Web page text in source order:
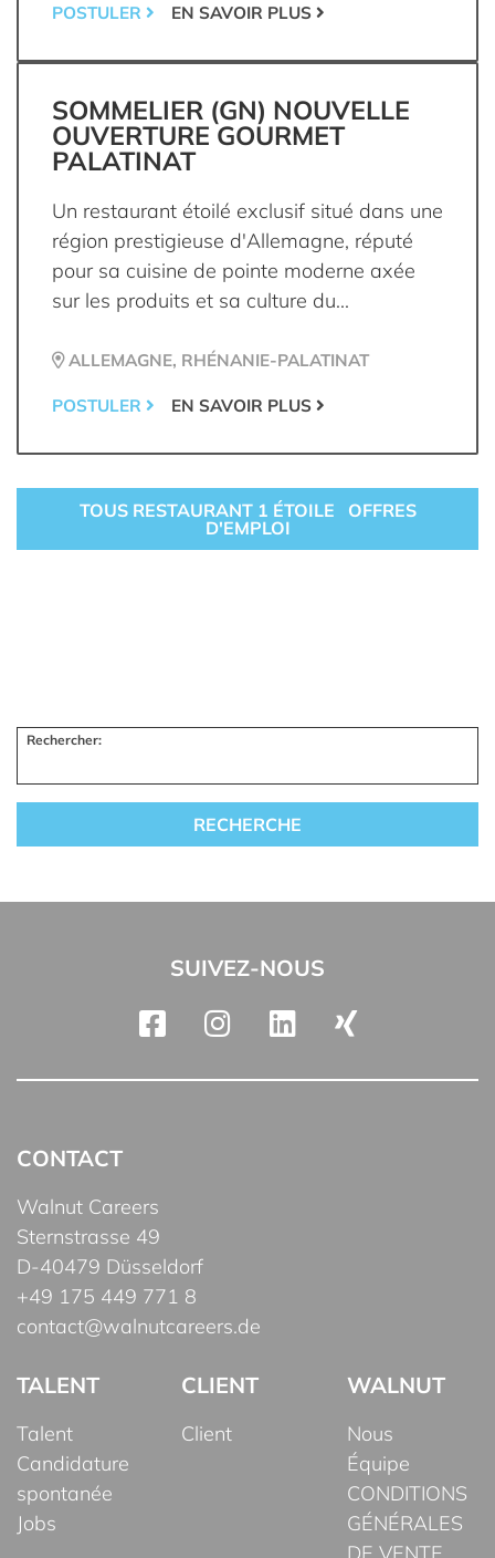
POSTULER EN SAVOIR PLUS
SOMMELIER (GN) NOUVELLE
OUVERTURE GOURMET
PALATINAT
Un restaurant étoilé exclusif situé dans une
région prestigieuse d'Allemagne, réputé
pour sa cuisine de pointe moderne axée
sur les produits et sa culture du...
ALLEMAGNE, RHÉNANIE-PALATINAT
POSTULER EN SAVOIR PLUS
TOUS RESTAURANT 1 ÉTOILE OFFRES
D'EMPLOI
Rechercher:
SUIVEZ-NOUS
CONTACT
Walnut Careers
Sternstrasse 49
D-40479 Düsseldorf
+49 175 449 771 8
contact@walnutcareers.de
TALENT
Talent
Candidature
spontanée
Jobs
CLIENT
Client
WALNUT
Nous
Équipe
CONDITIONS
GÉNÉRALES
DE VENTE